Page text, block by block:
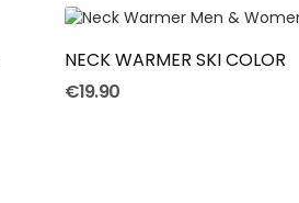
NECK WARMER SKI COLOR
€19.90